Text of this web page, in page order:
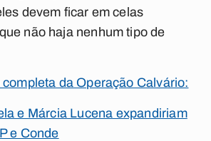
devem ficar em celas
não haja nenhum tipo de
da Operação Calvário:
e Márcia Lucena expandiriam
e Conde